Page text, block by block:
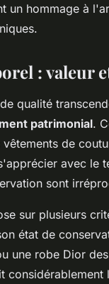
un hommage à
: valeur
qualité
patrimonial.
de
avec le
sont
sur plusieurs
état de
une robe Dior
considérablement